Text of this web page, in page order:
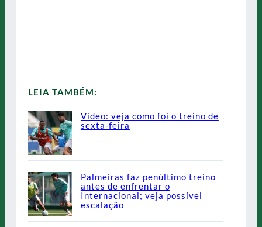
LEIA TAMBÉM:
Vídeo: veja como foi o treino de
sexta-feira
Palmeiras faz penúltimo treino
antes de enfrentar o
Internacional; veja possível
escalação